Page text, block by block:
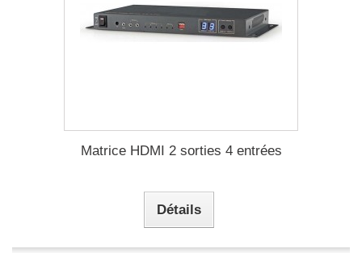
Matrice HDMI 2 sorties 4 entrées
Détails